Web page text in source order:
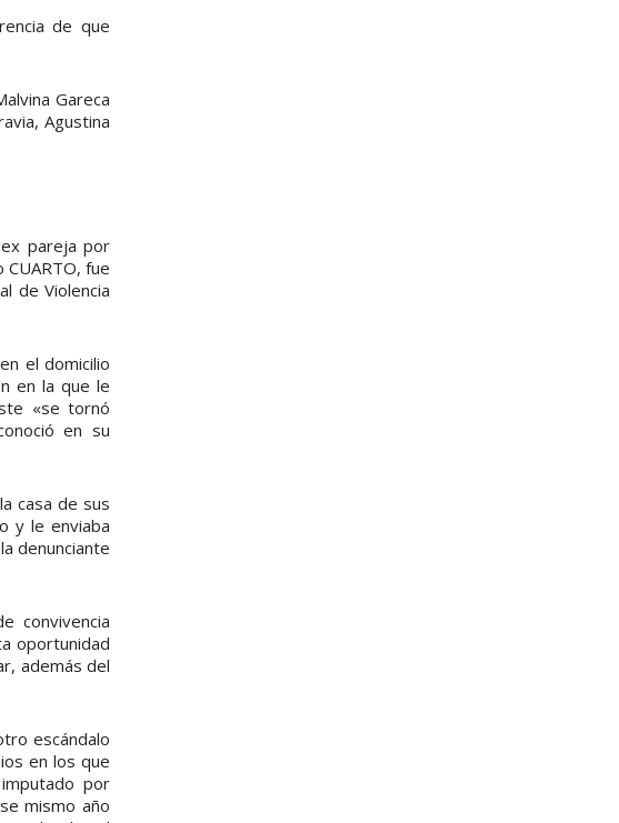
de que
Gareca
Agustina
pareja por
fue
de Violencia
el domicilio
en la que le
«se tornó
en su
casa de sus
y le enviaba
denunciante
convivencia
oportunidad
además del
escándalo
en los que
por
mismo año